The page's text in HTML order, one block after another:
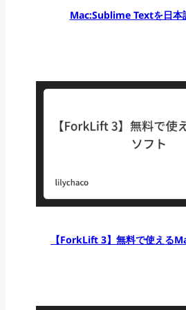
Mac:Sublime Textを日本
【ForkLift 3】無料で使える